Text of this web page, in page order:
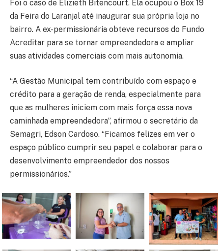
Foi o caso de Elizieth Bitencourt. Ela ocupou o Box 19
da Feira do Laranjal até inaugurar sua própria loja no
bairro. A ex-permissionária obteve recursos do Fundo
Acreditar para se tornar empreendedora e ampliar
suas atividades comerciais com mais autonomia.
“A Gestão Municipal tem contribuído com espaço e
crédito para a geração de renda, especialmente para
que as mulheres iniciem com mais força essa nova
caminhada empreendedora”, afirmou o secretário da
Semagri, Edson Cardoso. “Ficamos felizes em ver o
espaço público cumprir seu papel e colaborar para o
desenvolvimento empreendedor dos nossos
permissionários.”